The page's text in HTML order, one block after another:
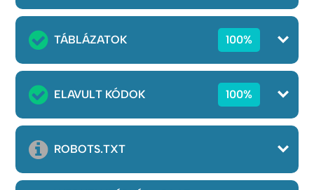
TÁBLÁZATOK 100%
ELAVULT KÓDOK 100%
ROBOTS.TXT